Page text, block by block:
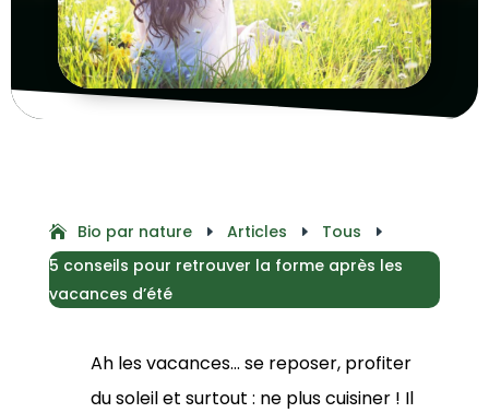
Bio par nature E Articles E Tous E
5 conseils pour retrouver la forme après les
vacances d’été
Ah les vacances… se reposer, profiter
du soleil et surtout : ne plus cuisiner ! Il